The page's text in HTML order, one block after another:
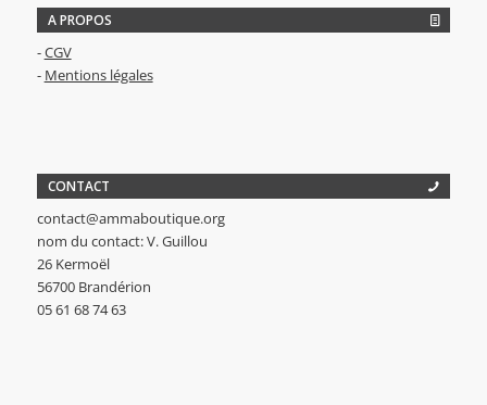
A PROPOS
-CGV
- Mentions légales
CONTACT
contact@ammaboutique.org
nom du contact: V. Guillou
26 Kermoël
56700 Brandérion
05 61 68 74 63